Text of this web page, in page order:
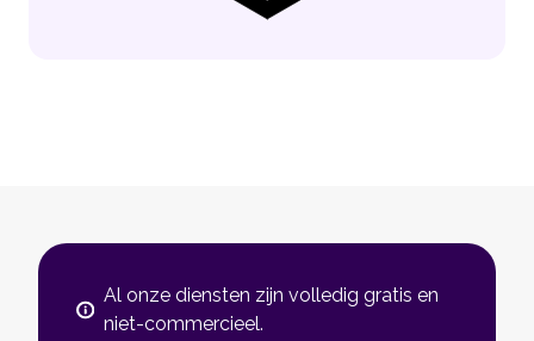
Al onze diensten zijn volledig gratis en
niet-commercieel.